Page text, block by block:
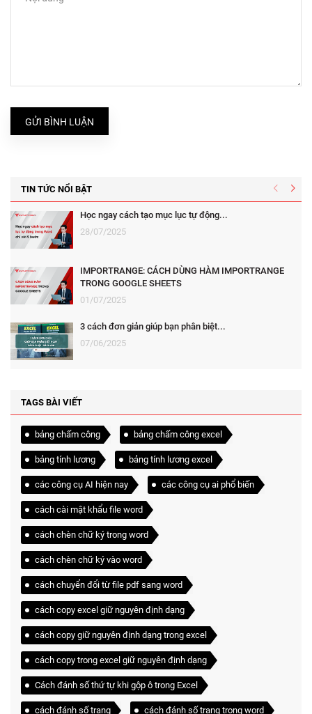
GỬI BÌNH LUẬN
TIN TỨC NỔI BẬT
Học ngay cách tạo mục lục tự động...
28/07/2025
IMPORTRANGE: CÁCH DÙNG HÀM IMPORTRANGE
TRONG GOOGLE SHEETS
01/07/2025
3 cách đơn giản giúp bạn phân biệt...
07/06/2025
TAGS BÀI VIẾT
bảng chấm công bảng chấm công excel
bảng tính lương bảng tính lương excel
các công cụ AI hiện nay các công cụ ai phổ biến
cách cài mật khẩu file word
cách chèn chữ ký trong word
cách chèn chữ ký vào word
cách chuyển đổi từ file pdf sang word
cách copy excel giữ nguyên định dạng
cách copy giữ nguyên định dạng trong excel
cách copy trong excel giữ nguyên định dạng
Cách đánh số thứ tự khi gộp ô trong Excel
cách đánh số trang cách đánh số trang trong word